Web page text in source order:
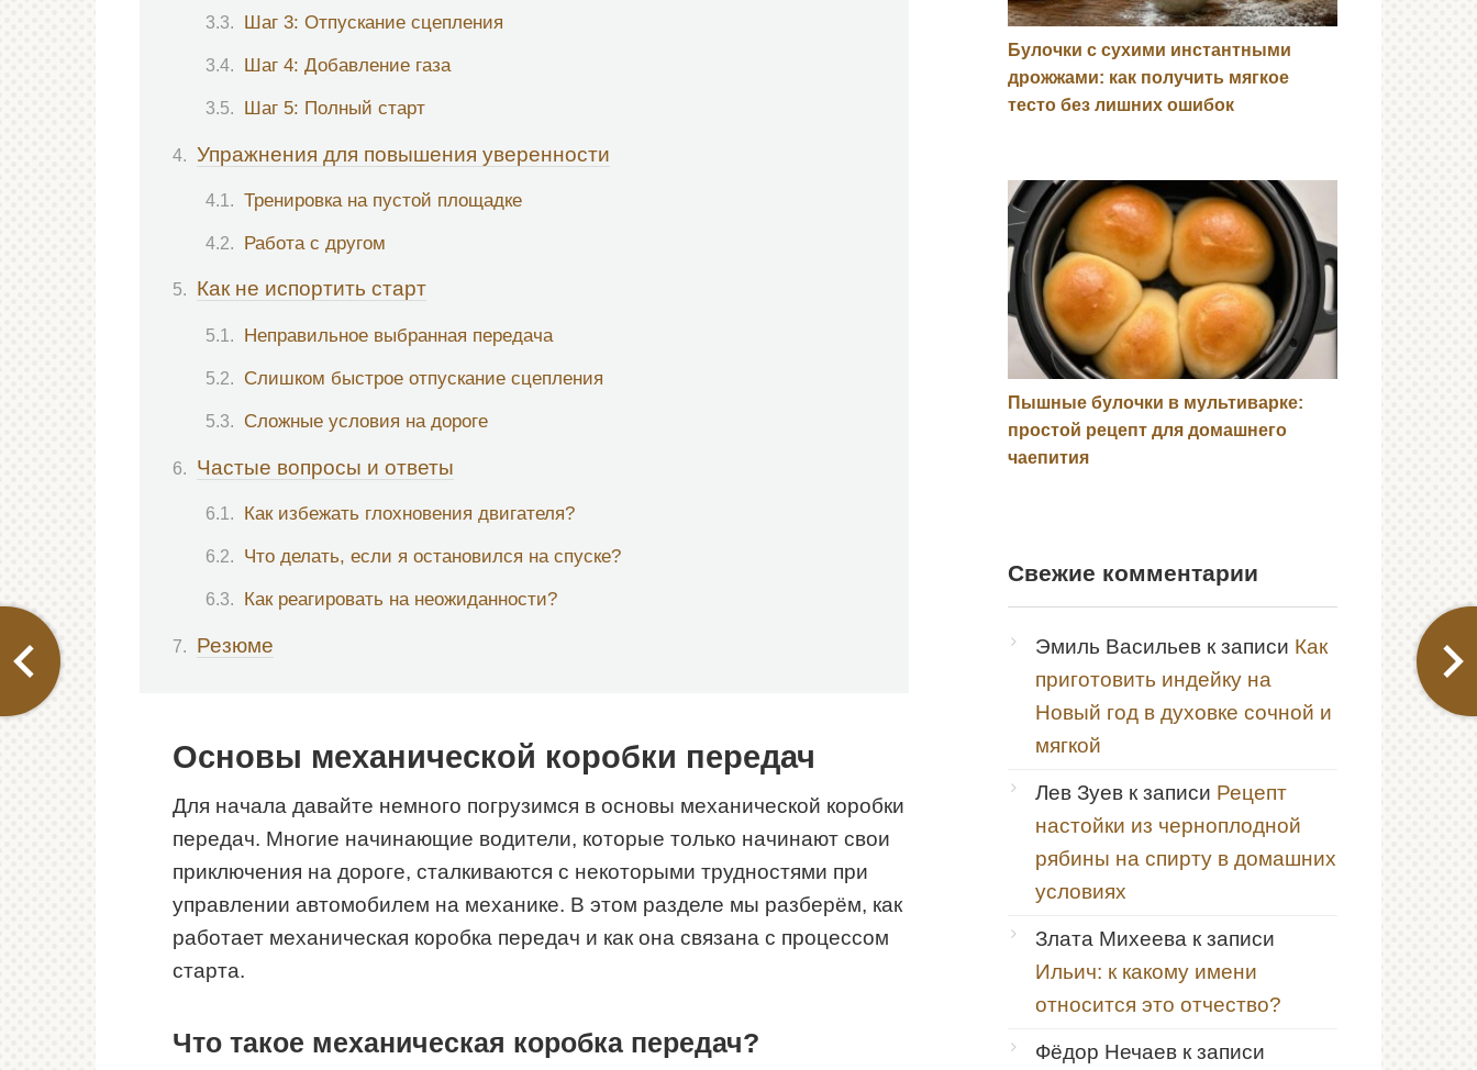
Шаг 3: Отпускание сцепления
Шаг 4: Добавление газа
Шаг 5: Полный старт
Упражнения для повышения уверенности
Тренировка на пустой площадке
Работа с другом
Как не испортить старт
Неправильное выбранная передача
Слишком быстрое отпускание сцепления
Сложные условия на дороге
Частые вопросы и ответы
Как избежать глохновения двигателя?
Что делать, если я остановился на спуске?
Как реагировать на неожиданности?
Резюме
Основы механической коробки передач
Для начала давайте немного погрузимся в основы механической коробки
передач. Многие начинающие водители, которые только начинают свои
приключения на дороге, сталкиваются с некоторыми трудностями при
управлении автомобилем на механике. В этом разделе мы разберём, как
работает механическая коробка передач и как она связана с процессом
старта.
Что такое механическая коробка передач?
Булочки с сухими инстантными
дрожжами: как получить мягкое
тесто без лишних ошибок
Пышные булочки в мультиварке:
простой рецепт для домашнего
чаепития
Свежие комментарии
Эмиль Васильев к записи Как
приготовить индейку на
Новый год в духовке сочной и
мягкой
Лев Зуев к записи Рецепт
настойки из черноплодной
рябины на спирту в домашних
условиях
Злата Михеева к записи
Ильич: к какому имени
относится это отчество?
Фёдор Нечаев к записи